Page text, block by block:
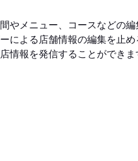
やメニュー、コースなどの編
による店舗情報の編集を止
情報を発信することができま